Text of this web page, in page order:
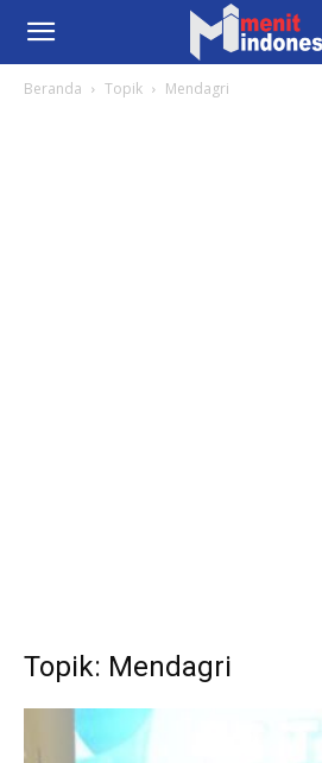
Beranda Topik Mendagri
Topik: Mendagri